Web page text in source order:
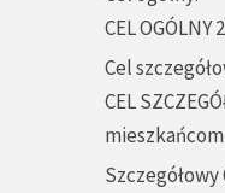
CEL
Cel
CEL